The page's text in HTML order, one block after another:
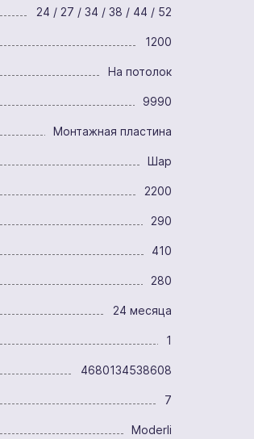
24 / 27 / 34 / 38 / 44 / 52
1200
На потолок
9990
Монтажная пластина
Шар
2200
290
410
280
24 месяца
1
4680134538608
7
Moderli